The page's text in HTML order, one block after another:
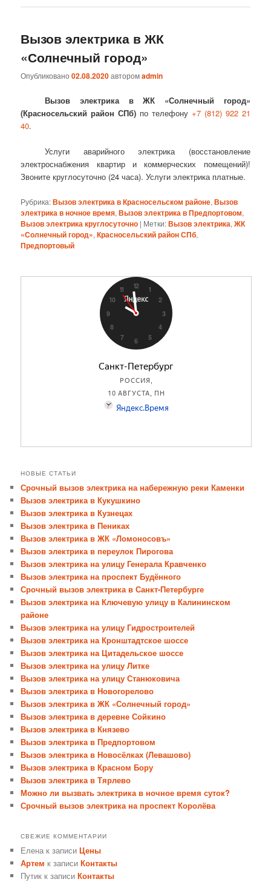
Вызов электрика в ЖК
«Солнечный город»
Опубликовано02.08.2020авторомadmin
Вызов электрика в ЖК «Солнечный город»
(Красносельский район СПб) по телефону +7 (812) 922 21
40.
Услуги аварийного электрика (восстановление
электроснабжения квартир и коммерческих помещений)!
Звоните круглосуточно (24 часа). Услуги электрика платные.
Рубрика:Вызов электрика в Красносельском районе,Вызов
электрика в ночное время,Вызов электрика в Предпортовом,
Вызов электрика круглосуточно | Метки:Вызов электрика,ЖК
«Солнечный город»,Красносельский район СПб,
Предпортовый
НОВЫЕ СТАТЬИ
Срочный вызов электрика на набережную реки Каменки
Вызов электрика в Кукушкино
Вызов электрика в Кузнецах
Вызов электрика в Пениках
Вызов электрика в ЖК «Ломоносовъ»
Вызов электрика в переулок Пирогова
Вызов электрика на улицу Генерала Кравченко
Вызов электрика на проспект Будённого
Срочный вызов электрика в Санкт-Петербурге
Вызов электрика на Ключевую улицу в Калининском
районе
Вызов электрика на улицу Гидростроителей
Вызов электрика на Кронштадтское шоссе
Вызов электрика на Цитадельское шоссе
Вызов электрика на улицу Литке
Вызов электрика на улицу Станюковича
Вызов электрика в Новогорелово
Вызов электрика в ЖК «Солнечный город»
Вызов электрика в деревне Сойкино
Вызов электрика в Князево
Вызов электрика в Предпортовом
Вызов электрика в Новосёлках (Левашово)
Вызов электрика в Красном Бору
Вызов электрика в Тярлево
Можно ли вызвать электрика в ночное время суток?
Срочный вызов электрика на проспект Королёва
СВЕЖИЕ КОММЕНТАРИИ
Елена к записиЦены
Артем к записиКонтакты
Путик к записиКонтакты